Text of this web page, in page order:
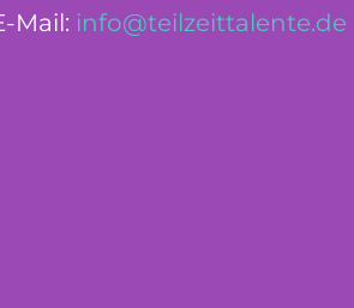
Mail: info@teilzeittalente.de